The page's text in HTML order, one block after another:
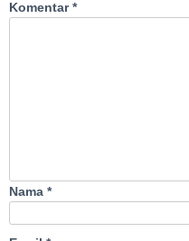
Komentar *
Nama *